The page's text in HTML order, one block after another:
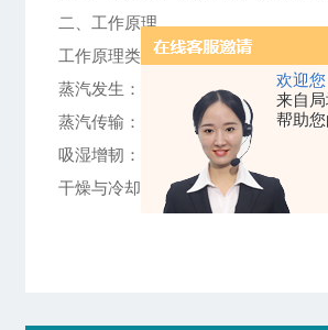
欢迎您
来自
帮助您
二、工作原理
工作原理类似于一般的水蒸汽机，
蒸汽发生：通过加热系统（如锅炉）
蒸汽传输：将产生的蒸汽导入的蒸煮
吸湿增韧：尼龙制品在蒸汽环境中
干燥与冷却：蒸煮处理完成后，对尼